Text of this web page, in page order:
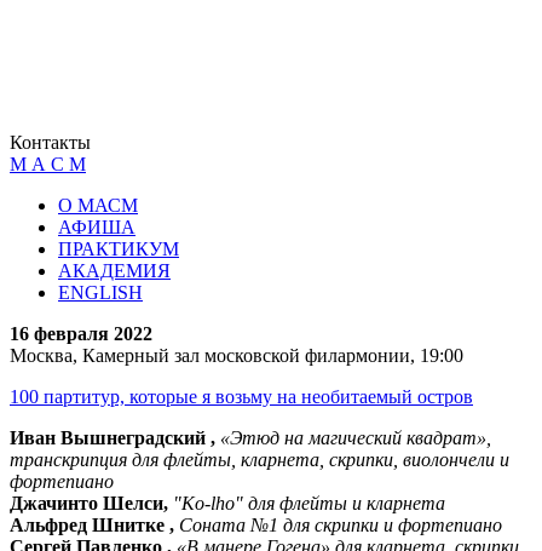
Контакты
М А С М
О МАСМ
АФИША
ПРАКТИКУМ
АКАДЕМИЯ
ENGLISH
16 февраля 2022
Москва, Камерный зал московской филармонии, 19:00
100 партитур, которые я возьму на необитаемый остров
Иван Вышнеградский , «Этюд на магический квадрат»,
транскрипция для флейты, кларнета, скрипки, виолончели и
фортепиано
Джачинто Шелси, "Ko-lho" для флейты и кларнета
Альфред Шнитке , Соната №1 для скрипки и фортепиано
Сергей Павленко , «В манере Гогена» для кларнета, скрипки,